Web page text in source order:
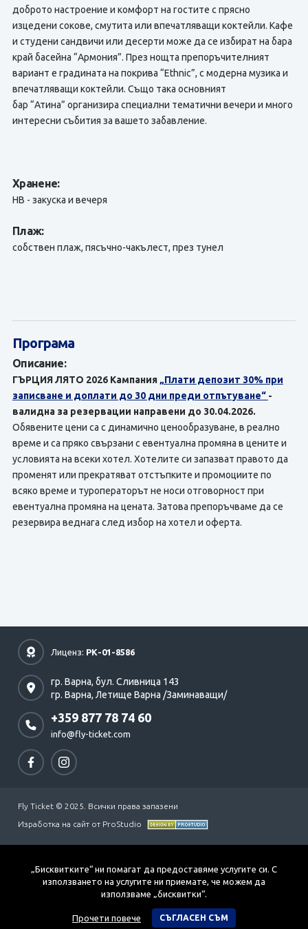
доброто настроение и комфорт на гостите с прясно
изцедени сокове, смутита или впечатляващи коктейли. Кафе
и студени сандвичи или десерти може да се избират на бара
край басейна “Армония”. През нощта препоръчителният
вариант е градината на покрива “Ethnic”, с модерна музика и
впечатляващи коктейли. Също така основният
бар “Атина” организира специални тематични вечери и много
интересни събития за вашето забавление.
Хранене:
HB - закуска и вечеря
Плаж:
собствен плаж, пясъчно-чакълест, през тунел
Програма
Описание:
ГЪРЦИЯ ЛЯТО 2026 Кампания „Плати депозит 30% при
записване и доплати до 30 дни преди отпътуване“ -
валидна за резервации направени до 30.04.2026.
Обявените цени са с динамично ценообразуване, в реално
време и са пряко свързани с евентуална промяна в цените и
условията на всеки хотел. Хотелите си запазват правото да
променят или прекратяват отстъпките и промоциите по
всяко време и туроператорът не носи отговорност при
евентуална промяна на цената. Затова препоръчваме да се
резервира веднага след избор на хотел и оферта.
Лиценз: РК-01-8586
гр. Варна, бул. Сливница 143
гр. Варна, Летище Варна /Заминаващи/
+359 877 78 74 60
info@fly-ticket.com
Fly Ticket © 2025. Всички права запазени
Изработка на сайт от ProStudio
„Бисквитките“ ни помагат да предоставяме услугите си. С
използването на услугите ни приемате, че можем да
използваме „бисквитки“.
Прочети повече СЪГЛАСЕН СЪМ